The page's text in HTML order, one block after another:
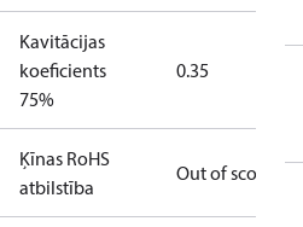
Kavitācijas
koeficients
75%
0.35
Ķīnas RoHS
atbilstība
Out of scope